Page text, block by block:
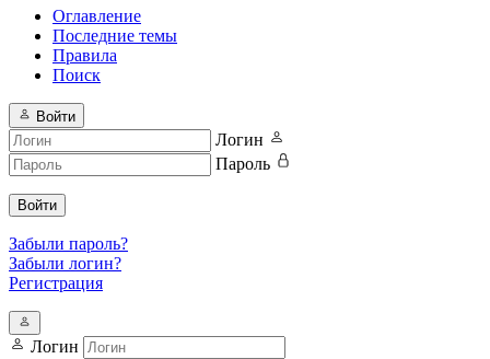
Оглавление
Последние темы
Правила
Поиск
Войти
Логин
Пароль
Войти
Забыли пароль?
Забыли логин?
Регистрация
Логин